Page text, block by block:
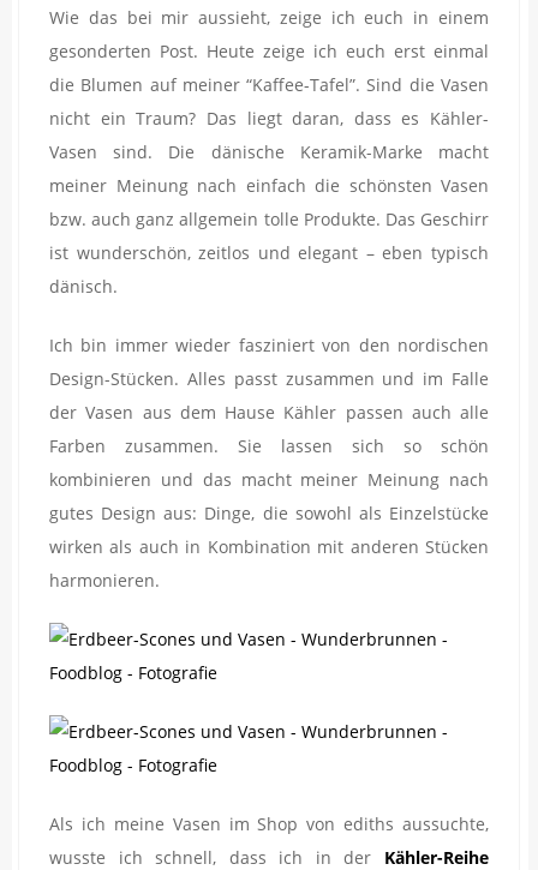
Wie das bei mir aussieht, zeige ich euch in einem
gesonderten Post. Heute zeige ich euch erst einmal
die Blumen auf meiner “Kaffee-Tafel”. Sind die Vasen
nicht ein Traum? Das liegt daran, dass es Kähler-
Vasen sind. Die dänische Keramik-Marke macht
meiner Meinung nach einfach die schönsten Vasen
bzw. auch ganz allgemein tolle Produkte. Das Geschirr
ist wunderschön, zeitlos und elegant – eben typisch
dänisch.
Ich bin immer wieder fasziniert von den nordischen
Design-Stücken. Alles passt zusammen und im Falle
der Vasen aus dem Hause Kähler passen auch alle
Farben zusammen. Sie lassen sich so schön
kombinieren und das macht meiner Meinung nach
gutes Design aus: Dinge, die sowohl als Einzelstücke
wirken als auch in Kombination mit anderen Stücken
harmonieren.
Als ich meine Vasen im Shop von ediths aussuchte,
wusste ich schnell, dass ich in der Kähler-Reihe